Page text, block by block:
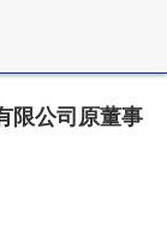
限公司原董事